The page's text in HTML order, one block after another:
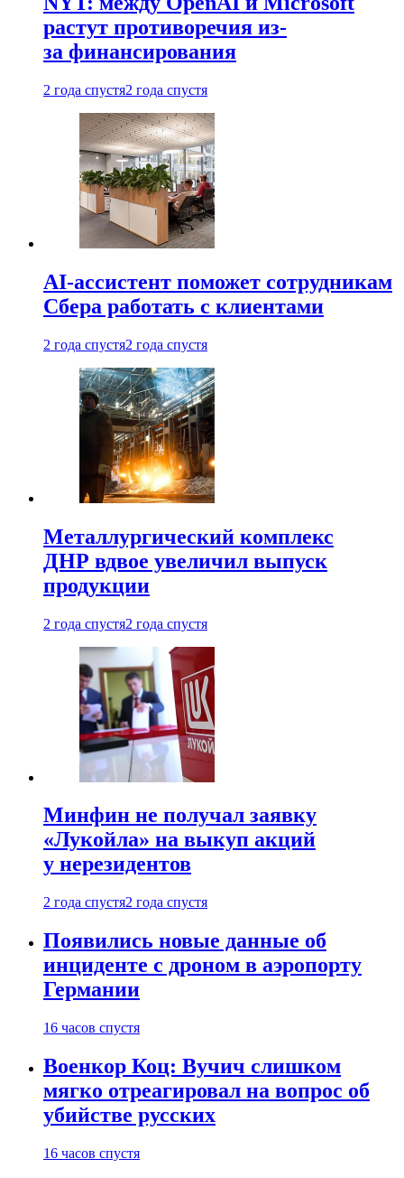
растут противоречия из-
за финансирования
2 года спустя2 года спустя
AI-ассистент поможет сотрудникам
Сбера работать с клиентами
2 года спустя2 года спустя
Металлургический комплекс
ДНР вдвое увеличил выпуск
продукции
2 года спустя2 года спустя
Минфин не получал заявку
«Лукойла» на выкуп акций
у нерезидентов
2 года спустя2 года спустя
Появились новые данные об
инциденте с дроном в аэропорту
Германии
16 часов спустя
Военкор Коц: Вучич слишком
мягко отреагировал на вопрос об
убийстве русских
16 часов спустя